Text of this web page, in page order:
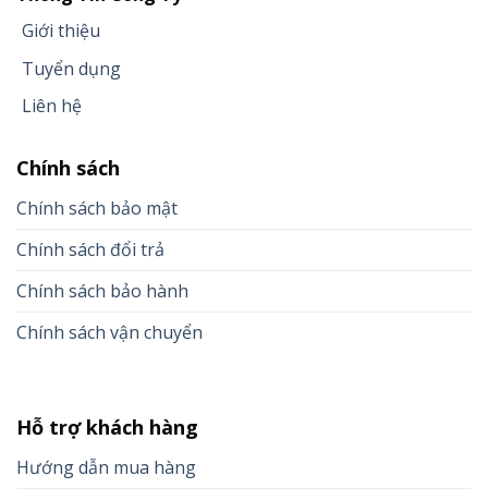
Giới thiệu
Tuyển dụng
Liên hệ
Chính sách
Chính sách bảo mật
Chính sách đổi trả
Chính sách bảo hành
Chính sách vận chuyển
Hỗ trợ khách hàng
Hướng dẫn mua hàng